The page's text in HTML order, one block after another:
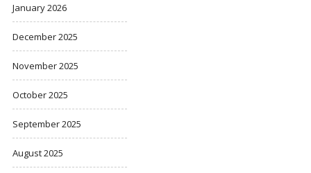
January 2026
December 2025
November 2025
October 2025
September 2025
August 2025